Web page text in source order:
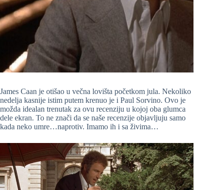
James Caan je otišao u večna lovišta početkom jula. Nekoliko
nedelja kasnije istim putem krenuo je i Paul Sorvino. Ovo je
možda idealan trenutak za ovu recenziju u kojoj oba glumca
dele ekran. To ne znači da se naše recenzije objavljuju samo
kada neko umre…naprotiv. Imamo ih i sa živima…